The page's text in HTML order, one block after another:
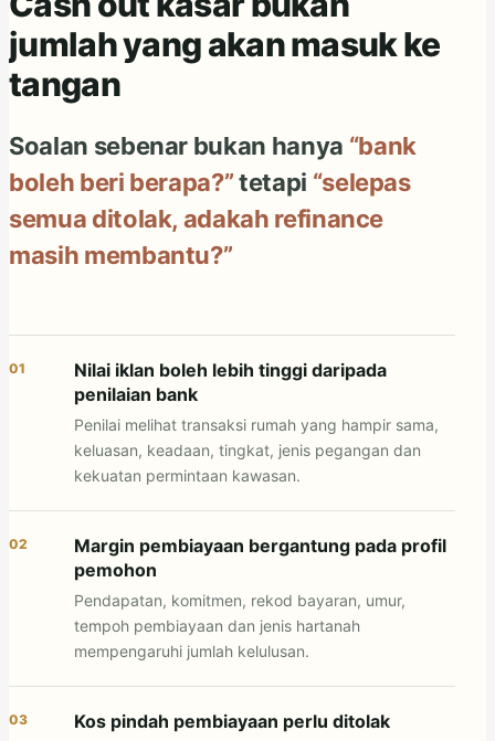
jumlah yang akan masuk ke
tangan
Soalan sebenar bukan hanya “bank
boleh beri berapa?”tetapi “selepas
semua ditolak, adakah refinance
masih membantu?”
01
Nilai iklan boleh lebih tinggi daripada
penilaian bank
Penilai melihat transaksi rumah yang hampir sama,
keluasan, keadaan, tingkat, jenis pegangan dan
kekuatan permintaan kawasan.
02
Margin pembiayaan bergantung pada profil
pemohon
Pendapatan, komitmen, rekod bayaran, umur,
tempoh pembiayaan dan jenis hartanah
mempengaruhi jumlah kelulusan.
03 Kos pindah pembiayaan perlu ditolak